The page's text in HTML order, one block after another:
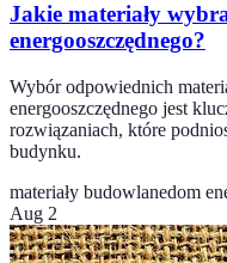
Jakie materiały
energooszczędnego?
Wybór odpowiednich
energooszczędnego jest
rozwiązaniach, które
budynku.
materiały budowlanedom
Aug 2